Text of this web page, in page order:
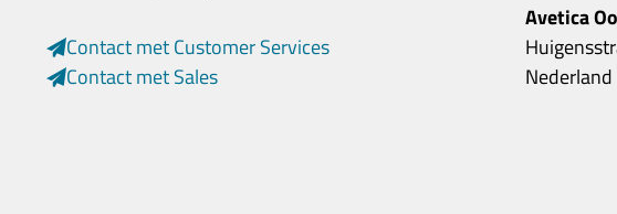
Contact met Customer Services
Contact met Sales
Avetica
Nederland